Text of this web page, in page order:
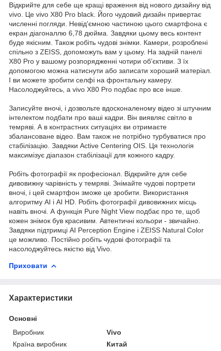
Відкрийте для себе ще кращі враження від нового дизайну від
vivo. Це vivo X80 Pro black. Його чудовий дизайн привертає
численні погляди. Невід'ємною частиною цього смартфона є
екран діагоналлю 6,78 дюйма. Завдяки цьому весь контент
буде якісним. Також робіть чудові знімки. Камери, розроблені
спільно з ZEISS, допоможуть вам у цьому. На задній панелі
X80 Pro у вашому розпорядженні чотири об’єктиви. З їх
допомогою можна натиснути або записати хороший матеріал.
І ви можете зробити селфі на фронтальну камеру.
Насолоджуйтесь, а vivo X80 Pro подбає про все інше.
Записуйте вночі, і дозвольте вдосконаленому відео зі штучним
інтелектом подбати про ваші кадри. Він виявляє світло в
темряві. А в контрастних ситуаціях ви отримаєте
збалансоване відео. Вам також не потрібно турбуватися про
стабілізацію. Завдяки Active Centering OIS. Ця технологія
максимізує діапазон стабілізації для кожного кадру.
Робіть фотографії як професіонал. Відкрийте для себе
дивовижну чарівність у темряві. Знімайте чудові портрети
вночі, і цей смартфон зможе це зробити. Використання
алгоритму AI і AI HD. Робіть фотографії дивовижних місць
навіть вночі. А функція Pure Night View подбає про те, щоб
кожен знімок був красивим. Автентичні кольори - звичайно.
Завдяки підтримці AI Perception Engine і ZEISS Natural Color
це можливо. Постійно робіть чудові фотографії та
насолоджуйтесь якістю від Vivo.
Приховати
Характеристики
Основні
Виробник
Vivo
Країна виробник
Китай